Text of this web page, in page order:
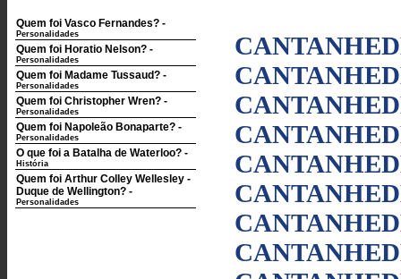
Quem foi Vasco Fernandes? -
Personalidades
Quem foi Horatio Nelson? -
Personalidades
Quem foi Madame Tussaud? -
Personalidades
Quem foi Christopher Wren? -
Personalidades
Quem foi Napoleão Bonaparte? -
Personalidades
O que foi a Batalha de Waterloo? -
História
Quem foi Arthur Colley Wellesley -
Duque de Wellington? -
Personalidades